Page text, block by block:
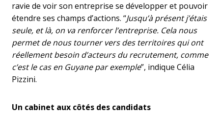
ravie de voir son entreprise se développer et pouvoir
étendre ses champs d’actions. “Jusqu’à présent j’étais
seule, et là, on va renforcer l’entreprise. Cela nous
permet de nous tourner vers des territoires qui ont
réellement besoin d’acteurs du recrutement, comme
c’est le cas en Guyane par exemple”, indique Célia
Pizzini.
Un cabinet aux côtés des candidats